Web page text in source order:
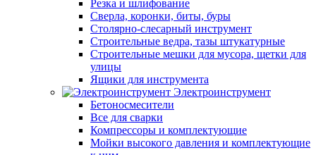
Резка и шлифование
Сверла, коронки, биты, буры
Столярно-слесарный инструмент
Строительные ведра, тазы штукатурные
Строительные мешки для мусора, щетки для
улицы
Ящики для инструмента
Электроинструмент
Бетоносмесители
Все для сварки
Компрессоры и комплектующие
Мойки высокого давления и комплектующие